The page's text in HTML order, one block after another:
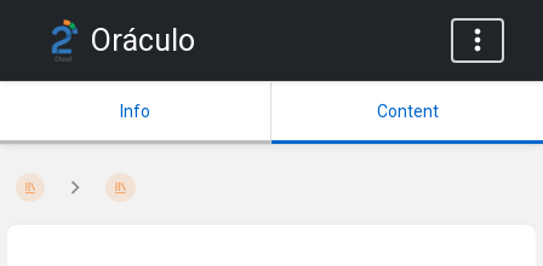
Oráculo
Info Content